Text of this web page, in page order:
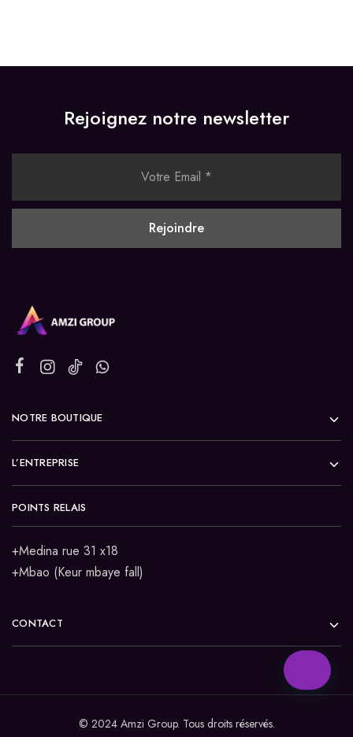
Rejoignez notre newsletter
NOTRE BOUTIQUE
L’ENTREPRISE
POINTS RELAIS
+Medina rue 31 x18
+Mbao (Keur mbaye fall)
CONTACT
© 2024 Amzi Group. Tous droits réservés.